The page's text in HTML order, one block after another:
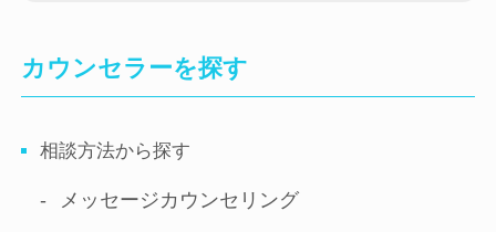
カウンセラーを探す
相談方法から探す
メッセージカウンセリング